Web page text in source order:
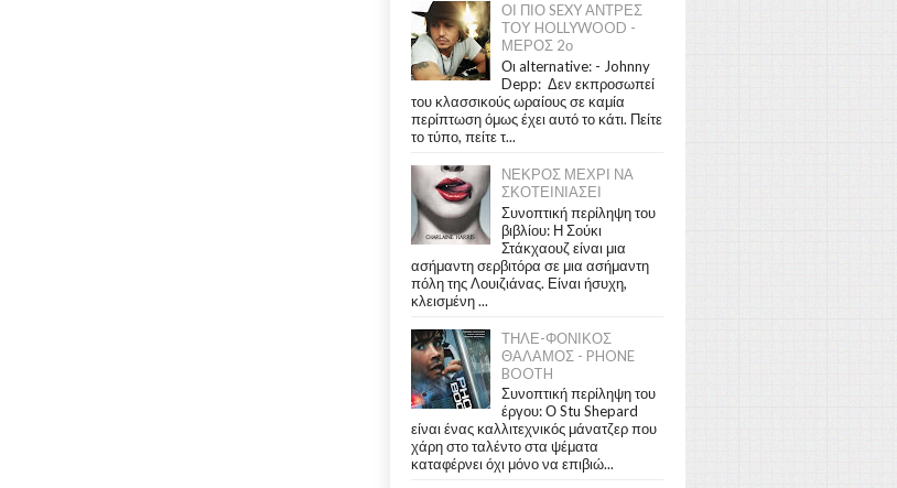
ΟΙ ΠΙΟ SEXY ΑΝΤΡΕΣ
ΤΟΥ HOLLYWOOD -
ΜΕΡΟΣ 2ο
Οι alternative: - Johnny
Depp: Δεν εκπροσωπεί
του κλασσικούς ωραίους σε καμία
περίπτωση όμως έχει αυτό το κάτι. Πείτε
το τύπο, πείτε τ...
ΝΕΚΡΟΣ ΜΕΧΡΙ ΝΑ
ΣΚΟΤΕΙΝΙΑΣΕΙ
Συνοπτική περίληψη του
βιβλίου: Η Σούκι
Στάκχαουζ είναι μια
ασήμαντη σερβιτόρα σε μια ασήμαντη
πόλη της Λουιζιάνας. Είναι ήσυχη,
κλεισμένη ...
ΤΗΛΕ-ΦΟΝΙΚΟΣ
ΘΑΛΑΜΟΣ - PHONE
BOOTH
Συνοπτική περίληψη του
έργου: Ο Stu Shepard
είναι ένας καλλιτεχνικός μάνατζερ που
χάρη στο ταλέντο στα ψέματα
καταφέρνει όχι μόνο να επιβιώ...